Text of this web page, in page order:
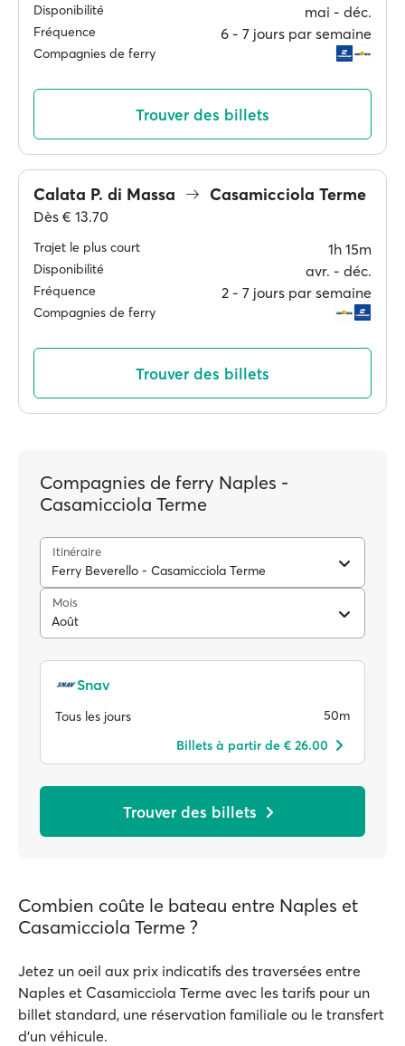
Disponibilité mai ‐ déc.
Fréquence 6 ‐ 7 jours par semaine
Compagnies de ferry
Trouver des billets
Calata P. di Massa Casamicciola Terme
Dès € 13.70
Trajet le plus court 1h 15m
Disponibilité avr. ‐ déc.
Fréquence 2 ‐ 7 jours par semaine
Compagnies de ferry
Trouver des billets
Compagnies de ferry Naples -
Casamicciola Terme
Itinéraire
Ferry Beverello - Casamicciola Terme
Mois
Août
Snav
Tous les jours
50m
Billets à partir de € 26.00
Trouver des billets
Combien coûte le bateau entre Naples et
Casamicciola Terme ?
Jetez un oeil aux prix indicatifs des traversées entre
Naples et Casamicciola Terme avec les tarifs pour un
billet standard, une réservation familiale ou le transfert
d'un véhicule.